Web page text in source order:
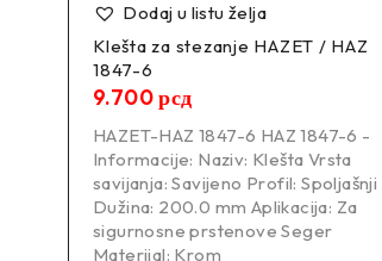
Dodaj u listu želja
Klešta za stezanje HAZET / HAZ
1847-6
9.700рсд
HAZET-HAZ 1847-6 HAZ 1847-6 -
Informacije: Naziv: Klešta Vrsta
savijanja: Savijeno Profil: Spoljašnji
Dužina: 200.0 mm Aplikacija: Za
sigurnosne prstenove Seger
Materijal: Krom